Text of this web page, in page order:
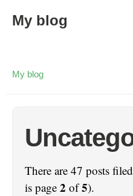
My blog
My blog
There are 47 posts
is page 2 of5).